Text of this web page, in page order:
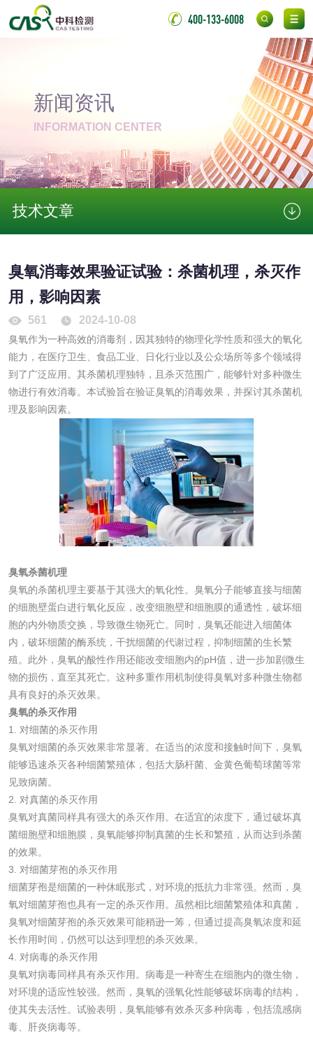
400-133-6008
新闻资讯
INFORMATION CENTER
技术文章
臭氧消毒效果验证试验：杀菌机理，杀灭作
用，影响因素
561 2024-10-08
臭氧作为一种高效的消毒剂，因其独特的物理化学性质和强大的氧化
能力，在医疗卫生、食品工业、日化行业以及公众场所等多个领域得
到了广泛应用。其杀菌机理独特，且杀灭范围广，能够针对多种微生
物进行有效消毒。本试验旨在验证臭氧的消毒效果，并探讨其杀菌机
理及影响因素。
臭氧杀菌机理
臭氧的杀菌机理主要基于其强大的氧化性。臭氧分子能够直接与细菌
的细胞壁蛋白进行氧化反应，改变细胞壁和细胞膜的通透性，破坏细
胞的内外物质交换，导致微生物死亡。同时，臭氧还能进入细菌体
内，破坏细菌的酶系统，干扰细菌的代谢过程，抑制细菌的生长繁
殖。此外，臭氧的酸性作用还能改变细胞内的pH值，进一步加剧微生
物的损伤，直至其死亡。这种多重作用机制使得臭氧对多种微生物都
具有良好的杀灭效果。
臭氧的杀灭作用
1. 对细菌的杀灭作用
臭氧对细菌的杀灭效果非常显著。在适当的浓度和接触时间下，臭氧
能够迅速杀灭各种细菌繁殖体，包括大肠杆菌、金黄色葡萄球菌等常
见致病菌。
2. 对真菌的杀灭作用
臭氧对真菌同样具有强大的杀灭作用。在适宜的浓度下，通过破坏真
菌细胞壁和细胞膜，臭氧能够抑制真菌的生长和繁殖，从而达到杀菌
的效果。
3. 对细菌芽孢的杀灭作用
细菌芽孢是细菌的一种休眠形式，对环境的抵抗力非常强。然而，臭
氧对细菌芽孢也具有一定的杀灭作用。虽然相比细菌繁殖体和真菌，
臭氧对细菌芽孢的杀灭效果可能稍逊一筹，但通过提高臭氧浓度和延
长作用时间，仍然可以达到理想的杀灭效果。
4. 对病毒的杀灭作用
臭氧对病毒同样具有杀灭作用。病毒是一种寄生在细胞内的微生物，
对环境的适应性较强。然而，臭氧的强氧化性能够破坏病毒的结构，
使其失去活性。试验表明，臭氧能够有效杀灭多种病毒，包括流感病
毒、肝炎病毒等。
化妆品毒理测试
化妆品眼刺激试验 化妆品皮肤刺激试
验
化妆品急性经口毒
化妆品皮肤变态反
验
花露水检测
清洗剂检测 日化产品毒理检测
水处理剂
水处理药剂检测 聚丙烯酰胺检测
检测
三氯异氰尿酸检测 磷酸二氢铵检测
活性炭
测
脱硫脱硝活性炭检
煤质活性炭检测
检测
木质净水用活性炭
农药肥料
有机肥检测 钾肥检测